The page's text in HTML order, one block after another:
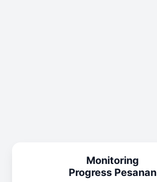
Monitoring
Progress Pesanan